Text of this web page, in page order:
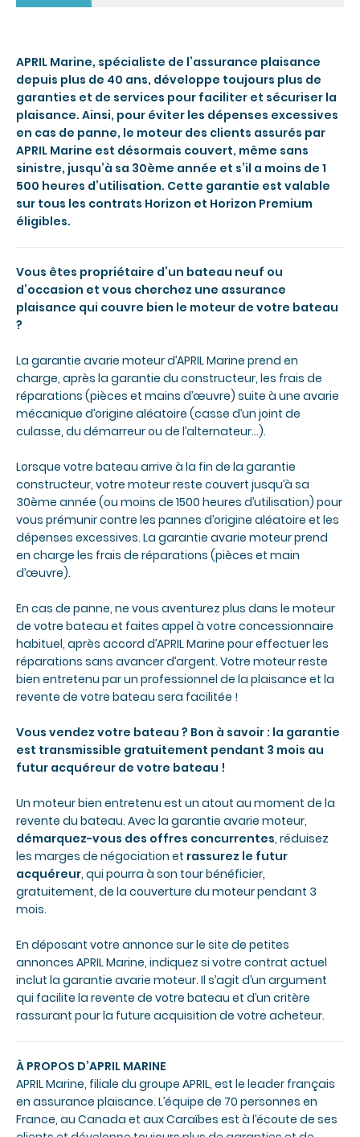
APRIL Marine, spécialiste de l’assurance plaisance
depuis plus de 40 ans, développe toujours plus de
garanties et de services pour faciliter et sécuriser la
plaisance. Ainsi, pour éviter les dépenses excessives
en cas de panne, le moteur des clients assurés par
APRIL Marine est désormais couvert, même sans
sinistre, jusqu’à sa 30ème année et s’il a moins de 1
500 heures d’utilisation. Cette garantie est valable
sur tous les contrats Horizon et Horizon Premium
éligibles.
Vous êtes propriétaire d’un bateau neuf ou
d’occasion et vous cherchez une assurance
plaisance qui couvre bien le moteur de votre bateau
?
La garantie avarie moteur d’APRIL Marine prend en
charge, après la garantie du constructeur, les frais de
réparations (pièces et mains d’œuvre) suite à une avarie
mécanique d’origine aléatoire (casse d’un joint de
culasse, du démarreur ou de l’alternateur…).
Lorsque votre bateau arrive à la fin de la garantie
constructeur, votre moteur reste couvert jusqu’à sa
30ème année (ou moins de 1500 heures d’utilisation) pour
vous prémunir contre les pannes d’origine aléatoire et les
dépenses excessives. La garantie avarie moteur prend
en charge les frais de réparations (pièces et main
d’œuvre).
En cas de panne, ne vous aventurez plus dans le moteur
de votre bateau et faites appel à votre concessionnaire
habituel, après accord d’APRIL Marine pour effectuer les
réparations sans avancer d’argent. Votre moteur reste
bien entretenu par un professionnel de la plaisance et la
revente de votre bateau sera facilitée !
Vous vendez votre bateau ? Bon à savoir : la garantie
est transmissible gratuitement pendant 3 mois au
futur acquéreur de votre bateau !
Un moteur bien entretenu est un atout au moment de la
revente du bateau. Avec la garantie avarie moteur,
démarquez-vous des offres concurrentes, réduisez
les marges de négociation et rassurez le futur
acquéreur, qui pourra à son tour bénéficier,
gratuitement, de la couverture du moteur pendant 3
mois.
En déposant votre annonce sur le site de petites
annonces APRIL Marine, indiquez si votre contrat actuel
inclut la garantie avarie moteur. Il s’agit d’un argument
qui facilite la revente de votre bateau et d’un critère
rassurant pour la future acquisition de votre acheteur.
À PROPOS D’APRIL MARINE
APRIL Marine, filiale du groupe APRIL, est le leader français
en assurance plaisance. L’équipe de 70 personnes en
France, au Canada et aux Caraïbes est à l’écoute de ses